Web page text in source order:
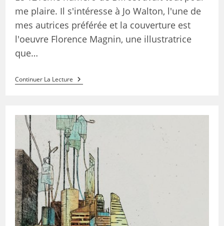
me plaire. Il s'intéresse à Jo Walton, l'une de
mes autrices préférée et la couverture est
l'oeuvre Florence Magnin, une illustratrice
que…
Continuer La Lecture